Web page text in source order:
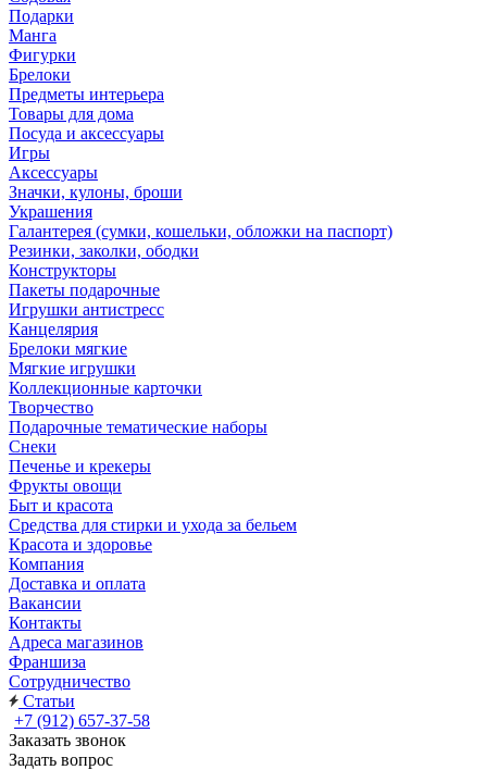
Подарки
Манга
Фигурки
Брелоки
Предметы интерьера
Товары для дома
Посуда и аксессуары
Игры
Аксессуары
Значки, кулоны, броши
Украшения
Галантерея (сумки, кошельки, обложки на паспорт)
Резинки, заколки, ободки
Конструкторы
Пакеты подарочные
Игрушки антистресс
Канцелярия
Брелоки мягкие
Мягкие игрушки
Коллекционные карточки
Творчество
Подарочные тематические наборы
Снеки
Печенье и крекеры
Фрукты овощи
Быт и красота
Средства для стирки и ухода за бельем
Красота и здоровье
Компания
Доставка и оплата
Вакансии
Контакты
Адреса магазинов
Франшиза
Сотрудничество
Статьи
+7 (912) 657-37-58
Заказать звонок
Задать вопрос